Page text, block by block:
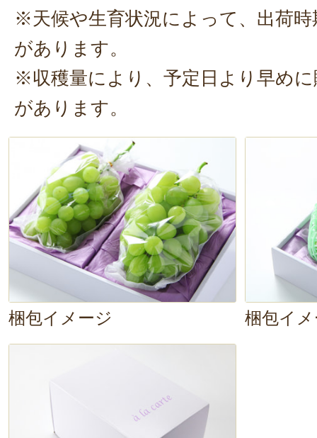
としていてすぐにもう一粒食べれ
ぜひこの美味しさを堪能してみて
※天候や生育状況によって、出荷
があります。
※収穫量により、予定日より早め
があります。
梱包イメージ 梱包イ